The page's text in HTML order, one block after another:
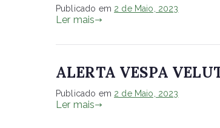
Publicado em 2 de Maio, 2023
Ler mais
ALERTA VESPA
Publicado em 2 de Maio, 2023
Ler mais